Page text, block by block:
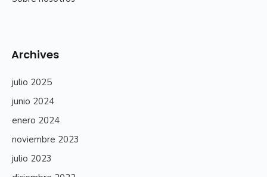
Archives
julio 2025
junio 2024
enero 2024
noviembre 2023
julio 2023